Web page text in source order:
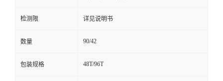
检测限 详见说明书
数量 90/42
包装规格 48T/96T